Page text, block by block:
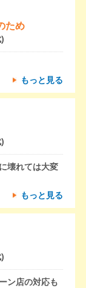
ため
もっと見る
壊れては大変
もっと見る
ン店の対応も